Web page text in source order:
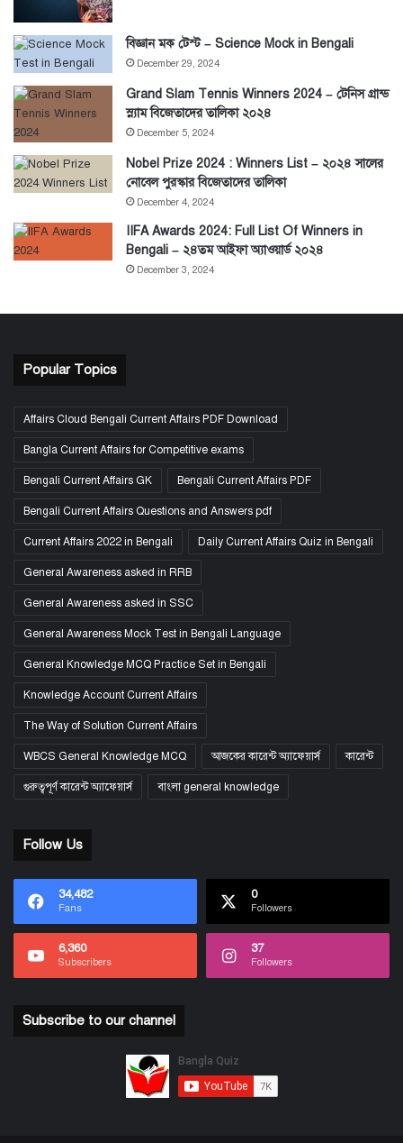
বিজ্ঞান মক টেস্ট – Science Mock in Bengali
December 29, 2024
Grand Slam Tennis Winners 2024 – টেনিস গ্রান্ড
স্ল্যাম বিজেতাদের তালিকা ২০২৪
December 5, 2024
Nobel Prize 2024 : Winners List – ২০২৪ সালের
নোবেল পুরস্কার বিজেতাদের তালিকা
December 4, 2024
IIFA Awards 2024: Full List Of Winners in
Bengali – ২৪তম আইফা অ্যাওয়ার্ড ২০২৪
December 3, 2024
Popular Topics
Affairs Cloud Bengali Current Affairs PDF Download
Bangla Current Affairs for Competitive exams
Bengali Current Affairs GK Bengali Current Affairs PDF
Bengali Current Affairs Questions and Answers pdf
Current Affairs 2022 in Bengali Daily Current Affairs Quiz in Bengali
General Awareness asked in RRB
General Awareness asked in SSC
General Awareness Mock Test in Bengali Language
General Knowledge MCQ Practice Set in Bengali
Knowledge Account Current Affairs
The Way of Solution Current Affairs
WBCS General Knowledge MCQ আজকের কারেন্ট অ্যাফেয়ার্স কারেন্ট
গুরুত্বপূর্ণ কারেন্ট অ্যাফেয়ার্স বাংলা general knowledge
Follow Us
34,482
Fans
0
Followers
6,360
Subscribers
37
Followers
Subscribe to our channel